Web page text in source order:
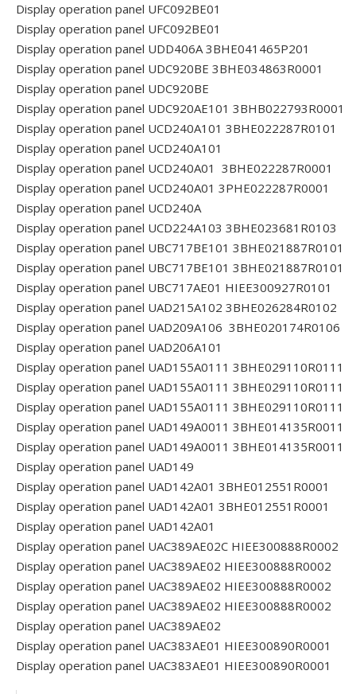
Display operation panel UFC092BE01
Display operation panel UFC092BE01
Display operation panel UDD406A 3BHE041465P201
Display operation panel UDC920BE 3BHE034863R0001
Display operation panel UDC920BE
Display operation panel UDC920AE101 3BHB022793R0001
Display operation panel UCD240A101 3BHE022287R0101
Display operation panel UCD240A101
Display operation panel UCD240A01 3BHE022287R0001
Display operation panel UCD240A01 3PHE022287R0001
Display operation panel UCD240A
Display operation panel UCD224A103 3BHE023681R0103
Display operation panel UBC717BE101 3BHE021887R0101
Display operation panel UBC717BE101 3BHE021887R0101
Display operation panel UBC717AE01 HIEE300927R0101
Display operation panel UAD215A102 3BHE026284R0102
Display operation panel UAD209A106 3BHE020174R0106
Display operation panel UAD206A101
Display operation panel UAD155A0111 3BHE029110R0111
Display operation panel UAD155A0111 3BHE029110R0111
Display operation panel UAD155A0111 3BHE029110R0111
Display operation panel UAD149A0011 3BHE014135R0011
Display operation panel UAD149A0011 3BHE014135R0011
Display operation panel UAD149
Display operation panel UAD142A01 3BHE012551R0001
Display operation panel UAD142A01 3BHE012551R0001
Display operation panel UAD142A01
Display operation panel UAC389AE02C HIEE300888R0002
Display operation panel UAC389AE02 HIEE300888R0002
Display operation panel UAC389AE02 HIEE300888R0002
Display operation panel UAC389AE02 HIEE300888R0002
Display operation panel UAC389AE02
Display operation panel UAC383AE01 HIEE300890R0001
Display operation panel UAC383AE01 HIEE300890R0001